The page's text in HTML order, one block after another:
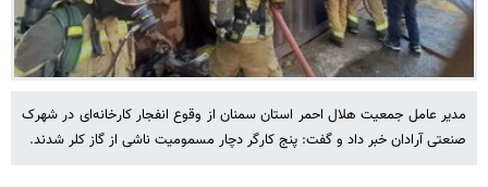
مدیر عامل جمعیت هلال احمر استان سمنان از وقوع انفجار کارخانه‌ای در شهرک
صنعتی آرادان خبر داد و گفت: پنج کارگر دچار مسمومیت ناشی از گاز کلر شدند.